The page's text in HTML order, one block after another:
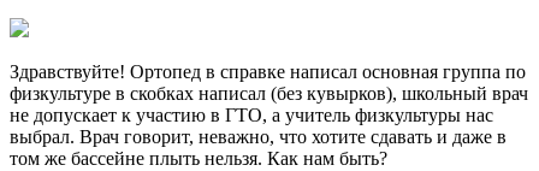
Здравствуйте! Ортопед в справке написал основная группа по
физкультуре в скобках написал (без кувырков), школьный врач
не допускает к участию в ГТО, а учитель физкультуры нас
выбрал. Врач говорит, неважно, что хотите сдавать и даже в
том же бассейне плыть нельзя. Как нам быть?